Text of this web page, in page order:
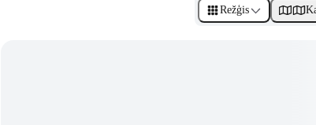
Režģis